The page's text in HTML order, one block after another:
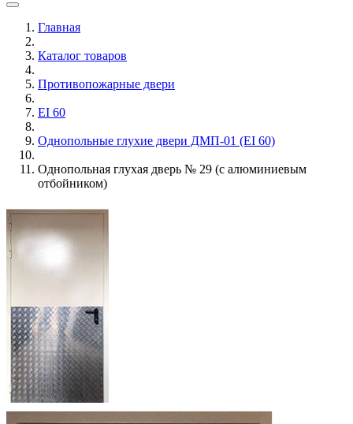
Главная
Каталог товаров
Противопожарные двери
EI 60
Однопольные глухие двери ДМП-01 (EI 60)
Однопольная глухая дверь № 29 (с алюминиевым
отбойником)